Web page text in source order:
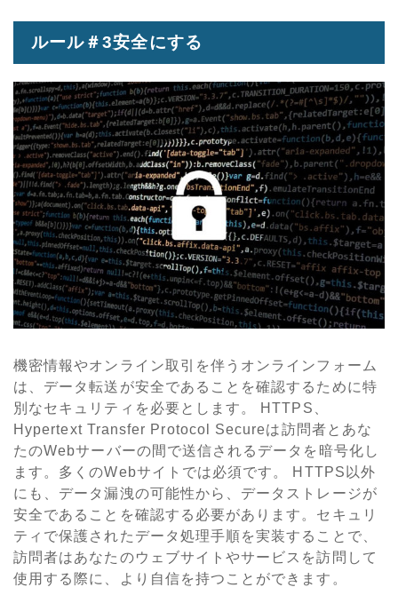
ルール＃3安全にする
機密情報やオンライン取引を伴うオンラインフォーム
は、データ転送が安全であることを確認するために特
別なセキュリティを必要とします。 HTTPS、
Hypertext Transfer Protocol Secureは訪問者とあな
たのWebサーバーの間で送信されるデータを暗号化し
ます。多くのWebサイトでは必須です。 HTTPS以外
にも、データ漏洩の可能性から、データストレージが
安全であることを確認する必要があります。セキュリ
ティで保護されたデータ処理手順を実装することで、
訪問者はあなたのウェブサイトやサービスを訪問して
使用する際に、より自信を持つことができます。